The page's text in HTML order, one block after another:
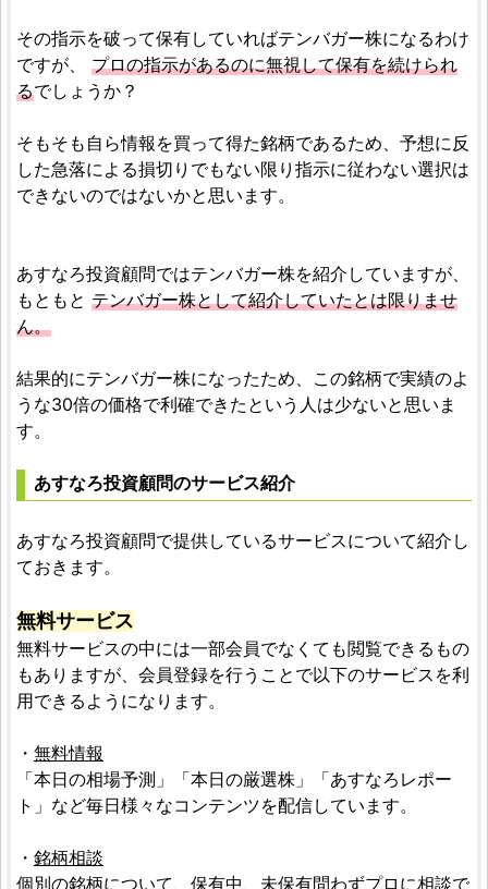
その指示を破って保有していればテンバガー株になるわけ
ですが、 プロの指示があるのに無視して保有を続けられ
るでしょうか？
そもそも自ら情報を買って得た銘柄であるため、予想に反
した急落による損切りでもない限り指示に従わない選択は
できないのではないかと思います。
あすなろ投資顧問ではテンバガー株を紹介していますが、
もともと テンバガー株として紹介していたとは限りませ
ん。
結果的にテンバガー株になったため、この銘柄で実績のよ
うな30倍の価格で利確できたという人は少ないと思いま
す。
あすなろ投資顧問のサービス紹介
あすなろ投資顧問で提供しているサービスについて紹介し
ておきます。
無料サービス
無料サービスの中には一部会員でなくても閲覧できるもの
もありますが、会員登録を行うことで以下のサービスを利
用できるようになります。
・ 無料情報
「本日の相場予測」「本日の厳選株」「あすなろレポー
ト」など毎日様々なコンテンツを配信しています。
・ 銘柄相談
個別の銘柄について、保有中、未保有問わずプロに相談で